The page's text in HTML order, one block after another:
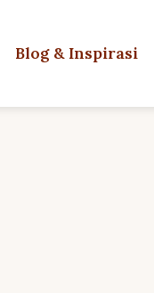
Blog & Inspirasi